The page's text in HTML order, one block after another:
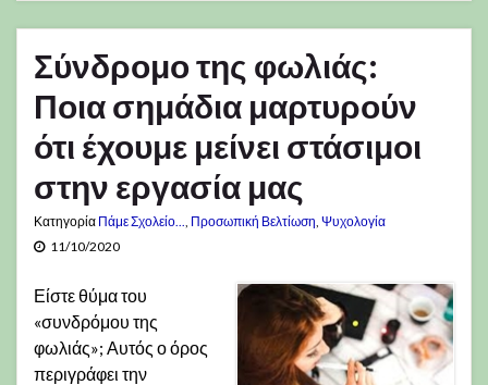
Σύνδρομο της φωλιάς:
Ποια σημάδια μαρτυρούν
ότι έχουμε μείνει στάσιμοι
στην εργασία μας
Κατηγορία Πάμε Σχολείο... Προσωπική Βελτίωση Ψυχολογία
11/10/2020
Είστε θύμα του
«συνδρόμου της
φωλιάς»; Αυτός ο όρος
περιγράφει την